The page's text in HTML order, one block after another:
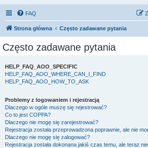
FAQ
Strona główna Często zadawane pytania
Często zadawane pytania
HELP_FAQ_AOO_SPECIFIC
HELP_FAQ_AOO_WHERE_CAN_I_FIND
HELP_FAQ_AOO_HOW_TO_ASK
Problemy z logowaniem i rejestracją
Dlaczego w ogóle muszę się rejestrować?
Co to jest COPPA?
Dlaczego nie mogę się zarejestrować?
Rejestracja została przeprowadzona poprawnie, ale nie
Dlaczego nie mogę się zalogować?
Rejestracja została dokonana jakiś czas temu, ale teraz